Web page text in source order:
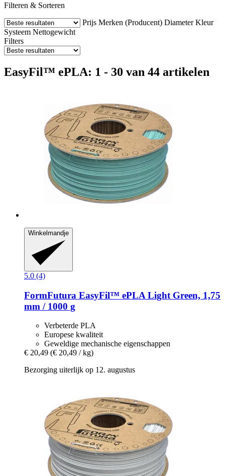
Filteren & Sorteren
Prijs Merken (Producent) Diameter Kleur
Systeem Nettogewicht
Filters
EasyFil™ ePLA: 1 - 30 van 44 artikelen
Winkelmandje
5.0 (4)
FormFutura EasyFil™ ePLA Light Green, 1,75
mm / 1000 g
Verbeterde PLA
Europese kwaliteit
Geweldige mechanische eigenschappen
€ 20,49 (€ 20,49 / kg)
Bezorging uiterlijk op 12. augustus